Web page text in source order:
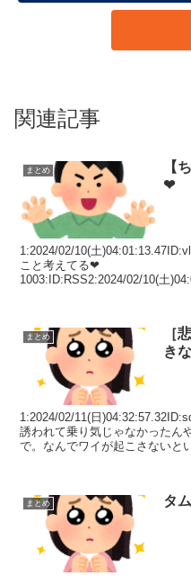
関連記事
まとめ
【
❤
1:2024/02/10(土
こと考えてる❤
1003:ID:RSS2:2024/02/10(土
まとめ
［
き
1:2024/02/11(日
誘われて乗り気じゃなかったん
で。なんでワイが起こさないと
まとめ タ